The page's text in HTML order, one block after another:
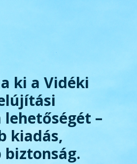
ki a Vidéki
lehetőségét –
kiadás,
biztonság.